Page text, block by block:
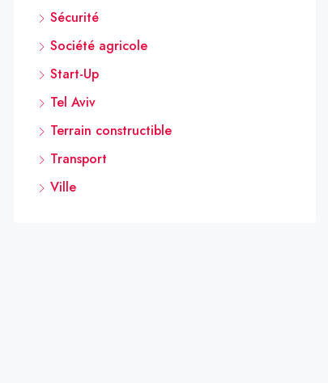
Sécurité
Société agricole
Start-Up
Tel Aviv
Terrain constructible
Transport
Ville